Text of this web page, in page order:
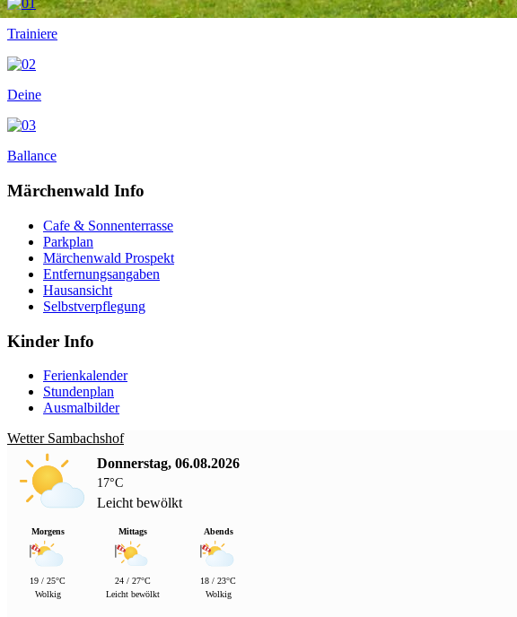
Trainiere
Deine
Ballance
Märchenwald Info
Cafe & Sonnenterrasse
Parkplan
Märchenwald Prospekt
Entfernungsangaben
Hausansicht
Selbstverpflegung
Kinder Info
Ferienkalender
Stundenplan
Ausmalbilder
Wetter Sambachshof
Donnerstag, 06.08.2026
17°C
Leicht bewölkt
Morgens
19 / 25°C
Wolkig
Mittags
24 / 27°C
Leicht bewölkt
Abends
18 / 23°C
Wolkig